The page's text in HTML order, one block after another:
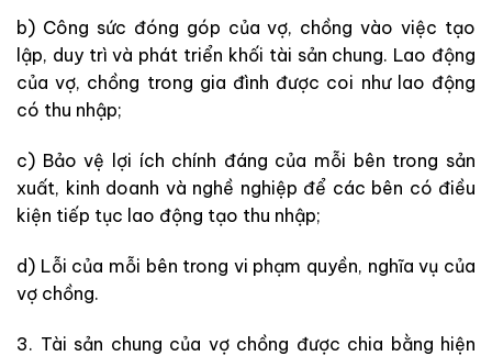
b) Công sức đóng góp của vợ, chồng vào việc tạo
lập, duy trì và phát triển khối tài sản chung. Lao động
của vợ, chồng trong gia đình được coi như lao động
có thu nhập;
c) Bảo vệ lợi ích chính đáng của mỗi bên trong sản
xuất, kinh doanh và nghề nghiệp để các bên có điều
kiện tiếp tục lao động tạo thu nhập;
d) Lỗi của mỗi bên trong vi phạm quyền, nghĩa vụ của
vợ chồng.
3. Tài sản chung của vợ chồng được chia bằng hiện